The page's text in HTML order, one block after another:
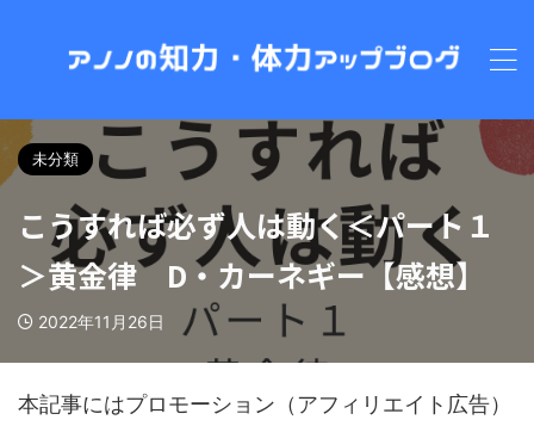
未分類
こうすれば必ず人は動く＜パート１
＞黄金律 D・カーネギー【感想】
2022年11月26日
本記事にはプロモーション（アフィリエイト広告）